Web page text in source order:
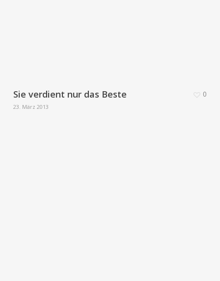
Sie verdient nur das Beste
23. März 2013
0